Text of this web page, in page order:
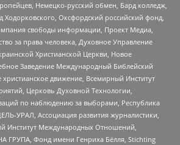
Немецко-русский обмен, Бард колледж,
Оксфордский российский фонд,
свободы информации, Проект Медиа,
за права человека, Духовное Управление
Христианской Церкви, Новое
Заведение Международный Библейский
движение, Всемирный Институт
Церковь Духовной Технологии,
по наблюдению за выборами, Республика
УРАЛ, Ассоциация развития журналистики,
Институт Международных Отношений,
ГРУПА, Фонд имени Генриха Бёлля, Stichting